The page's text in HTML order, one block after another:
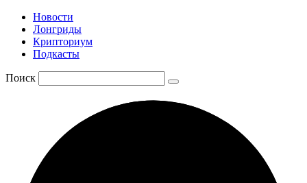
Новости
Лонгриды
Крипториум
Подкасты
Поиск